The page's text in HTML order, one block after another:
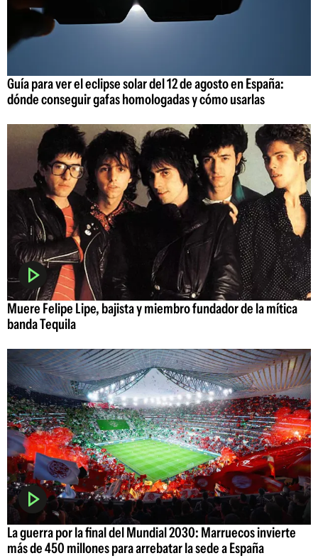
Guía para ver el eclipse solar del 12 de agosto en España:
dónde conseguir gafas homologadas y cómo usarlas
Muere Felipe Lipe, bajista y miembro fundador de la mítica
banda Tequila
La guerra por la final del Mundial 2030: Marruecos invierte
más de 450 millones para arrebatar la sede a España